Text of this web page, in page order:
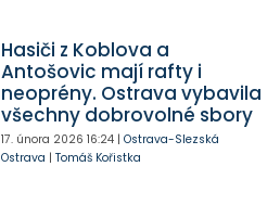
Hasiči z Koblova a
Antošovic mají rafty i
neoprény. Ostrava vybavila
všechny dobrovolné sbory
17. února 2026 16:24| Ostrava-Slezská
Ostrava | Tomáš Kořistka